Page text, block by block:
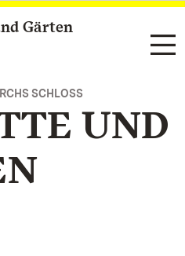
Gärten
SCHLOSS
UND